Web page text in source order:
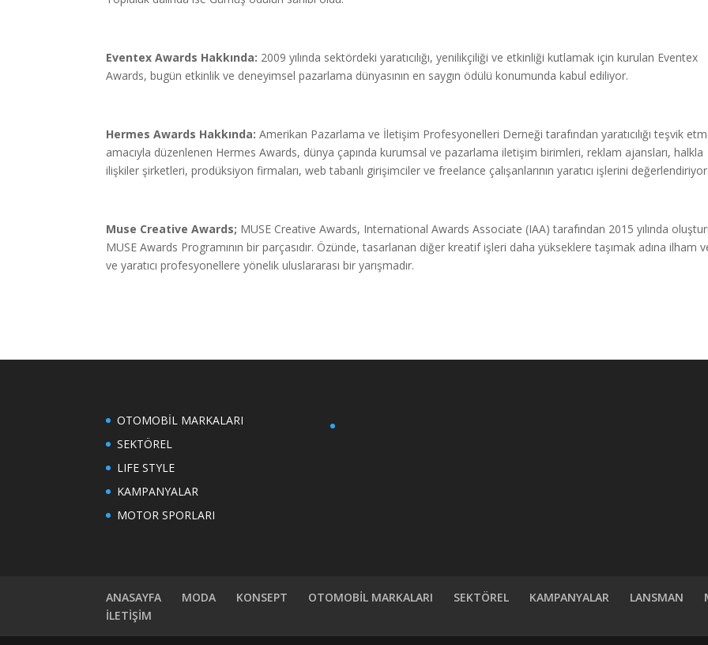
Eventex Awards Hakkında: 2009 yılında sektördeki yaratıcılığı, yenilikçiliği ve etkinliği kutlamak için kurulan Eventex
Awards, bugün etkinlik ve deneyimsel pazarlama dünyasının en saygın ödülü konumunda kabul ediliyor.
Hermes Awards Hakkında:Amerikan Pazarlama ve İletişim Profesyonelleri Derneği tarafından yaratıcılığı teşvik
amacıyla düzenlenen Hermes Awards, dünya çapında kurumsal ve pazarlama iletişim birimleri, reklam ajansları, halkla
ilişkiler şirketleri, prodüksiyon firmaları, web tabanlı girişimciler ve freelance çalışanlarının yaratıcı işlerini değerlendiriyor.
Muse Creative Awards; MUSE Creative Awards, International Awards Associate (IAA) tarafından 2015 yılında
MUSE Awards Programının bir parçasıdır. Özünde, tasarlanan diğer kreatif işleri daha yükseklere taşımak adına ilham
ve yaratıcı profesyonellere yönelik uluslararası bir yarışmadır.
OTOMOBİL MARKALARI
SEKTÖREL
LIFE STYLE
KAMPANYALAR
MOTOR SPORLARI
ANASAYFA MODA KONSEPT OTOMOBİL MARKALARI SEKTÖREL KAMPANYALAR LANSMAN
İLETİŞİM